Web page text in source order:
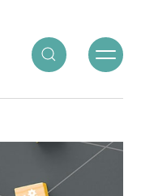
SUR …○MA